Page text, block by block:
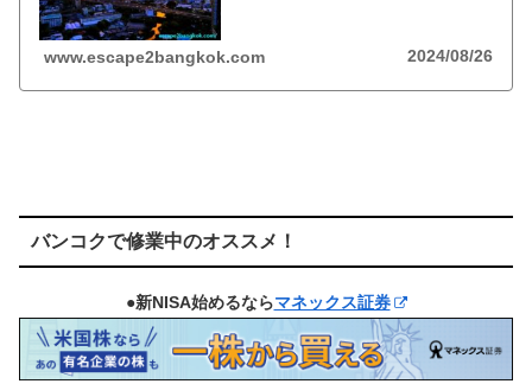
www.escape2bangkok.com 2024/08/26
バンコクで修業中のオススメ！
●新NISA始めるならマネックス証券